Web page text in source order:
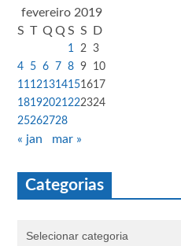
fevereiro 2019
S T Q Q S S D
1 2
3
4
5 6 7 8 9
10
11 121314151617
18192021 222324
25262728
« jan mar »
Categorias